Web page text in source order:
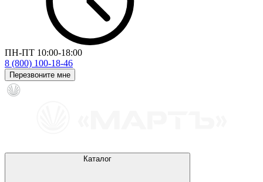
ПН-ПТ 10:00-18:00
8 (800) 100-18-46
Перезвоните мне
Каталог